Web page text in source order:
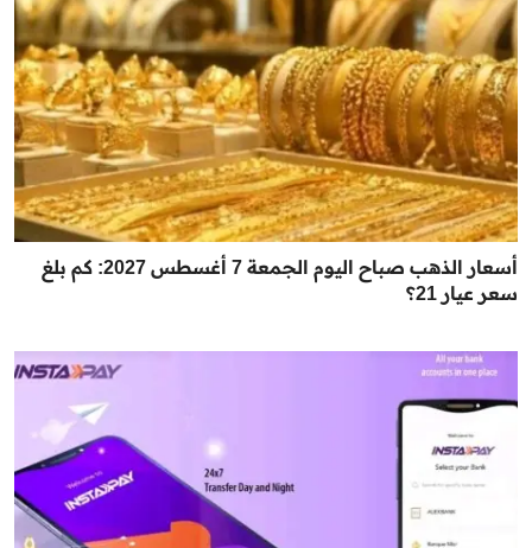
أسعار الذهب صباح اليوم الجمعة 7 أغسطس 2027: كم بلغ
سعر عيار 21؟